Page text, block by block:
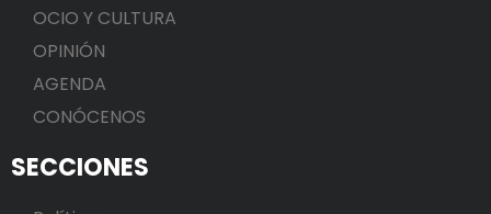
OCIO Y CULTURA
OPINIÓN
AGENDA
CONÓCENOS
SECCIONES